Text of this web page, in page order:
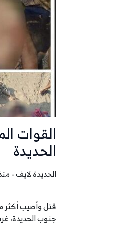
القوات
الحديدة
الحديدة لايف - منذ 5
جنوب الحديدة،